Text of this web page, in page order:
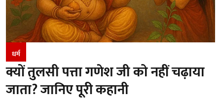
धर्म
क्यों तुलसी पत्ता गणेश जी को नहीं चढ़ाया
जाता? जानिए पूरी कहानी